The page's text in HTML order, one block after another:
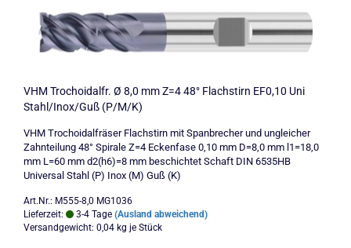
VHM Trochoidalfr. Ø 8,0 mm Z=4 48° Flachstirn EF0,10 Uni
Stahl/Inox/Guß (P/M/K)
VHM Trochoidalfräser Flachstirn mit Spanbrecher und ungleicher
Zahnteilung 48° Spirale Z=4 Eckenfase 0,10 mm D=8,0 mm l1=18,0
mm L=60 mm d2(h6)=8 mm beschichtet Schaft DIN 6535HB
Universal Stahl (P) Inox (M) Guß (K)
Art.Nr.: M555-8,0 MG1036
Lieferzeit:
3-4 Tage (Ausland abweichend)
Versandgewicht: 0,04 kg je Stück